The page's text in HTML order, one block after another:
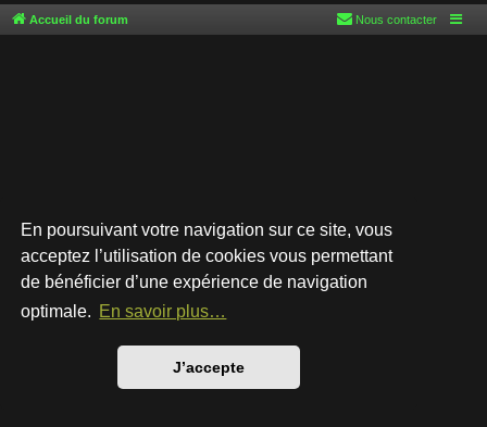
En poursuivant votre navigation sur ce site, vous
acceptez l’utilisation de cookies vous permettant
de bénéficier d’une expérience de navigation
optimale. En savoir plus…
J’accepte
Accueil du forum Nous contacter
Développé parphpBB® Forum Software © phpBB Limited
Style par
Traduction française officielle